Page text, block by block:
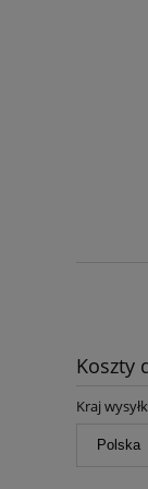
Koszty
Kraj